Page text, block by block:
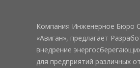
Компания Инженерное Бюро
«Авиган», предлагает
внедрение
для предприятий различных